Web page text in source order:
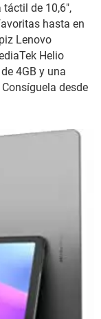
de 10,6",
hasta en
Lenovo
Helio
4GB y una
desde